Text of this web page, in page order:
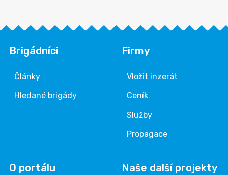
Brigádníci
Články
Hledané brigády
Firmy
Vložit inzerát
Ceník
Služby
Propagace
O portálu Naše další projekty